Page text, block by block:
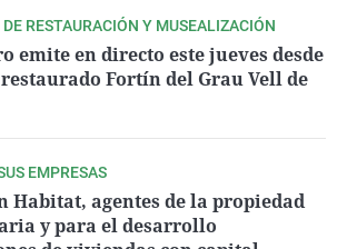
RESTAURACIÓN Y MUSEALIZACIÓN
emite en directo este jueves desde
Fortín del Grau Vell de
EMPRESAS
Habitat, agentes de la propiedad
y para el desarrollo